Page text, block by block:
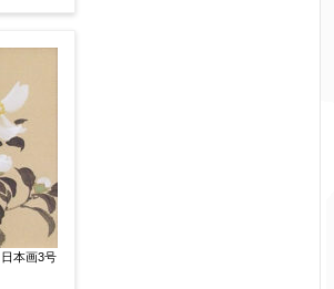
ざいましたらご入力ください
本画3号